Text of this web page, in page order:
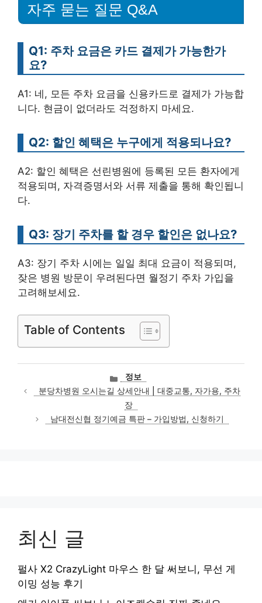
자주 묻는 질문 Q&A
Q1: 주차 요금은 카드 결제가 가능한가
요?
A1: 네, 모든 주차 요금을 신용카드로 결제가 가능합
니다. 현금이 없더라도 걱정하지 마세요.
Q2: 할인 혜택은 누구에게 적용되나요?
A2: 할인 혜택은 선린병원에 등록된 모든 환자에게
적용되며, 자격증명서와 서류 제출을 통해 확인됩니
다.
Q3: 장기 주차를 할 경우 할인은 없나요?
A3: 장기 주차 시에는 일일 최대 요금이 적용되며,
잦은 병원 방문이 우려된다면 월정기 주차 가입을
고려해보세요.
Table of Contents
카
테
고
리
정보
분당차병원 오시는길 상세안내 | 대중교통, 자가용, 주차
장
남대전신협 정기예금 특판 – 가입방법, 신청하기
최신 글
펄사 X2 CrazyLight 마우스 한 달 써보니, 무선 게
이밍 성능 후기